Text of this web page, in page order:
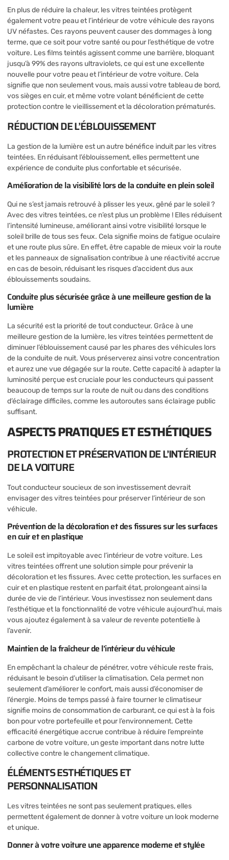
En plus de réduire la chaleur, les vitres teintées protègent
également votre peau et l’intérieur de votre véhicule des rayons
UV néfastes. Ces rayons peuvent causer des dommages à long
terme, que ce soit pour votre santé ou pour l’esthétique de votre
voiture. Les films teintés agissent comme une barrière, bloquant
jusqu’à 99% des rayons ultraviolets, ce qui est une excellente
nouvelle pour votre peau et l’intérieur de votre voiture. Cela
signifie que non seulement vous, mais aussi votre tableau de bord,
vos sièges en cuir, et même votre volant bénéficient de cette
protection contre le vieillissement et la décoloration prématurés.
RÉDUCTION DE L’ÉBLOUISSEMENT
La gestion de la lumière est un autre bénéfice induit par les vitres
teintées. En réduisant l’éblouissement, elles permettent une
expérience de conduite plus confortable et sécurisée.
Amélioration de la visibilité lors de la conduite en plein soleil
Qui ne s’est jamais retrouvé à plisser les yeux, gêné par le soleil ?
Avec des vitres teintées, ce n’est plus un problème ! Elles réduisent
l’intensité lumineuse, améliorant ainsi votre visibilité lorsque le
soleil brille de tous ses feux. Cela signifie moins de fatigue oculaire
et une route plus sûre. En effet, être capable de mieux voir la route
et les panneaux de signalisation contribue à une réactivité accrue
en cas de besoin, réduisant les risques d’accident dus aux
éblouissements soudains.
Conduite plus sécurisée grâce à une meilleure gestion de la
lumière
La sécurité est la priorité de tout conducteur. Grâce à une
meilleure gestion de la lumière, les vitres teintées permettent de
diminuer l’éblouissement causé par les phares des véhicules lors
de la conduite de nuit. Vous préserverez ainsi votre concentration
et aurez une vue dégagée sur la route. Cette capacité à adapter la
luminosité perçue est cruciale pour les conducteurs qui passent
beaucoup de temps sur la route de nuit ou dans des conditions
d’éclairage difficiles, comme les autoroutes sans éclairage public
suffisant.
ASPECTS PRATIQUES ET ESTHÉTIQUES
PROTECTION ET PRÉSERVATION DE L’INTÉRIEUR
DE LA VOITURE
Tout conducteur soucieux de son investissement devrait
envisager des vitres teintées pour préserver l’intérieur de son
véhicule.
Prévention de la décoloration et des fissures sur les surfaces
en cuir et en plastique
Le soleil est impitoyable avec l’intérieur de votre voiture. Les
vitres teintées offrent une solution simple pour prévenir la
décoloration et les fissures. Avec cette protection, les surfaces en
cuir et en plastique restent en parfait état, prolongeant ainsi la
durée de vie de l’intérieur. Vous investissez non seulement dans
l’esthétique et la fonctionnalité de votre véhicule aujourd’hui, mais
vous ajoutez également à sa valeur de revente potentielle à
l’avenir.
Maintien de la fraîcheur de l’intérieur du véhicule
En empêchant la chaleur de pénétrer, votre véhicule reste frais,
réduisant le besoin d’utiliser la climatisation. Cela permet non
seulement d’améliorer le confort, mais aussi d’économiser de
l’énergie. Moins de temps passé à faire tourner le climatiseur
signifie moins de consommation de carburant, ce qui est à la fois
bon pour votre portefeuille et pour l’environnement. Cette
efficacité énergétique accrue contribue à réduire l’empreinte
carbone de votre voiture, un geste important dans notre lutte
collective contre le changement climatique.
ÉLÉMENTS ESTHÉTIQUES ET
PERSONNALISATION
Les vitres teintées ne sont pas seulement pratiques, elles
permettent également de donner à votre voiture un look moderne
et unique.
Donner à votre voiture une apparence moderne et stylée